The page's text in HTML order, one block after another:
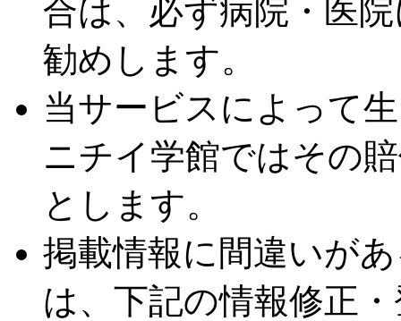
合は、必ず病院・医
勧めします。
当サービスによって
ニチイ学館ではその
とします。
掲載情報に間違いが
は、下記の情報修正